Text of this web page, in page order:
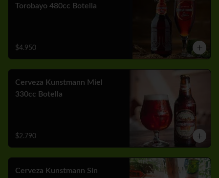
Torobayo 480cc Botella
$4.950
Cerveza Kunstmann Miel
330cc Botella
$2.790
Cerveza Kunstmann Sin